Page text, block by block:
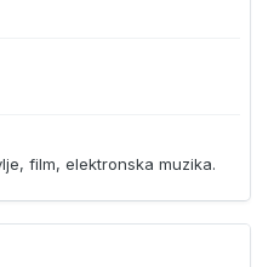
film, elektronska muzika.